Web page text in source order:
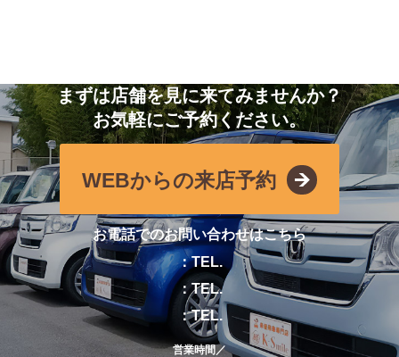
まずは店舗を見に来てみませんか？
お気軽にご予約ください。
WEBからの来店予約
お電話でのお問い合わせはこちら
：TEL.
：TEL.
：TEL.
営業時間／